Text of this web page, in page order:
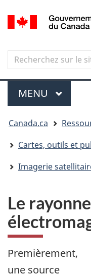
Search
Recherchez
sur
le
site
Menu
MENU
êtes
ici
Canada.ca
Cartes, outils et
Imagerie satellitaire,
Le
Premièrement,
une source